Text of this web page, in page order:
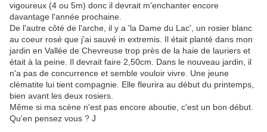
vigoureux (4 ou 5m) donc il devrait m'enchanter encore
davantage l'année prochaine.
De l'autre côté de l'arche, il y a 'la Dame du Lac', un rosier blanc
au coeur rosé que j'ai sauvé in extremis. Il était planté dans mon
jardin en Vallée de Chevreuse trop près de la haie de lauriers et
était à la peine. Il devrait faire 2,50cm. Dans le nouveau jardin, il
n'a pas de concurrence et semble vouloir vivre. Une jeune
clématite lui tient compagnie. Elle fleurira au début du printemps,
bien avant les deux rosiers.
Même si ma scène n'est pas encore aboutie, c'est un bon début.
Qu'en pensez vous ? J